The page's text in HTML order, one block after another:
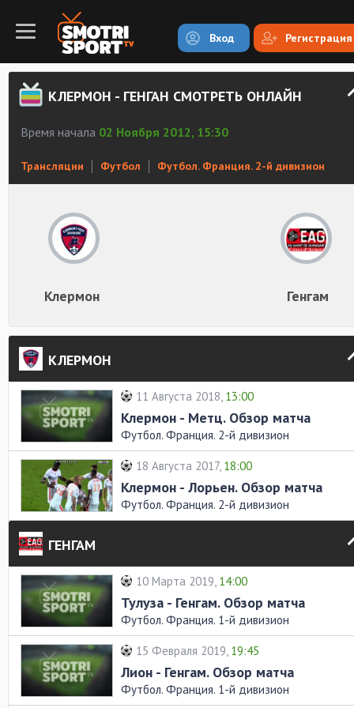
Вход Регистрация
КЛЕРМОН - ГЕНГАН СМОТРЕТЬ ОНЛАЙН
Время начала 02 Ноября 2012, 15:30
Трансляции Футбол Футбол. Франция. 2-й дивизион
Клермон Генгам
КЛЕРМОН
11 Августа 2018, 13:00
Клермон - Метц. Обзор матча
Футбол. Франция. 2-й дивизион
18 Августа 2017, 18:00
Клермон - Лорьен. Обзор матча
Футбол. Франция. 2-й дивизион
ГЕНГАМ
10 Марта 2019, 14:00
Тулуза - Генгам. Обзор матча
Футбол. Франция. 1-й дивизион
15 Февраля 2019, 19:45
Лион - Генгам. Обзор матча
Футбол. Франция. 1-й дивизион